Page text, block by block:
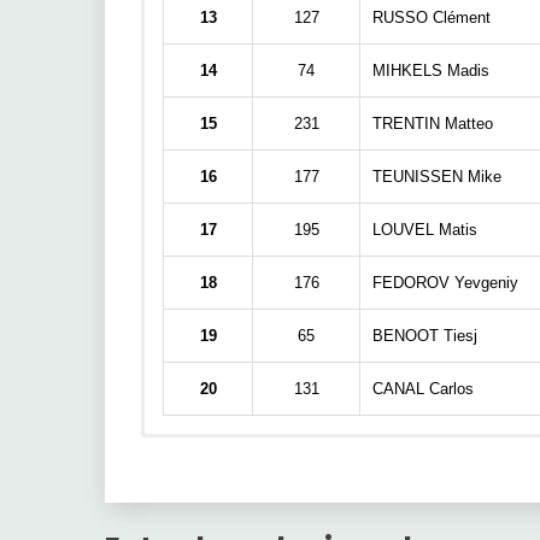
13 127 RUSSO Clément
14 74 MIHKELS Madis
15 231 TRENTIN Matteo
16 177 TEUNISSEN Mike
17 195 LOUVEL Matis
18 176 FEDOROV Yevgeniy
19 65 BENOOT Tiesj
20 131 CANAL Carlos